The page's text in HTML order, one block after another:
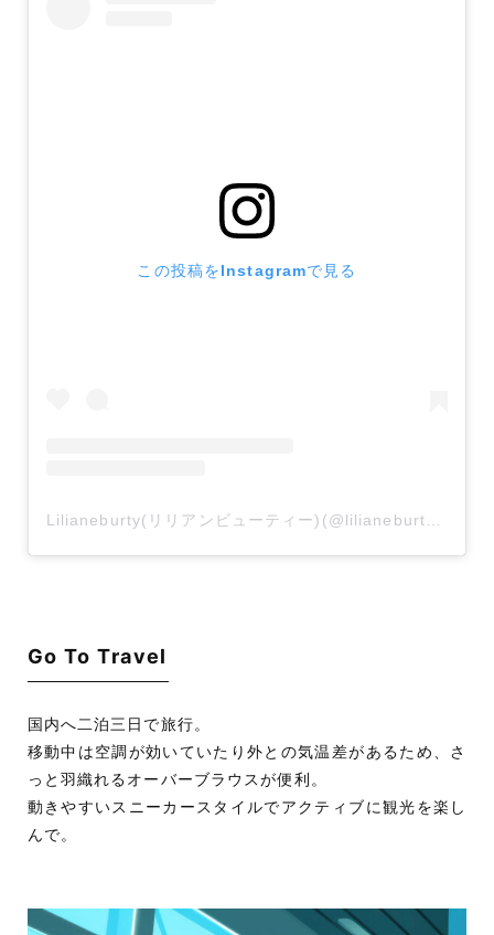
この投稿をInstagramで見る
Go To Travel
国内へ二泊三日で旅行。
移動中は空調が効いていたり外との気温差があるため、さ
っと羽織れるオーバーブラウスが便利。
動きやすいスニーカースタイルでアクティブに観光を楽し
んで。